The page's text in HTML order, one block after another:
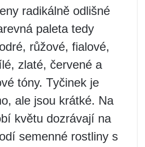
radikálně odlišné
paleta tedy
růžové, fialové,
zlaté, červené a
tóny. Tyčinek je
ale jsou krátké. Na
květu dozrávají na
semenné rostliny s